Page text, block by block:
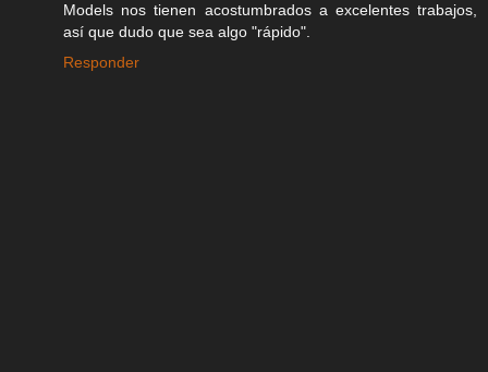
Models nos tienen acostumbrados a excelentes trabajos,
así que dudo que sea algo "rápido".
Responder